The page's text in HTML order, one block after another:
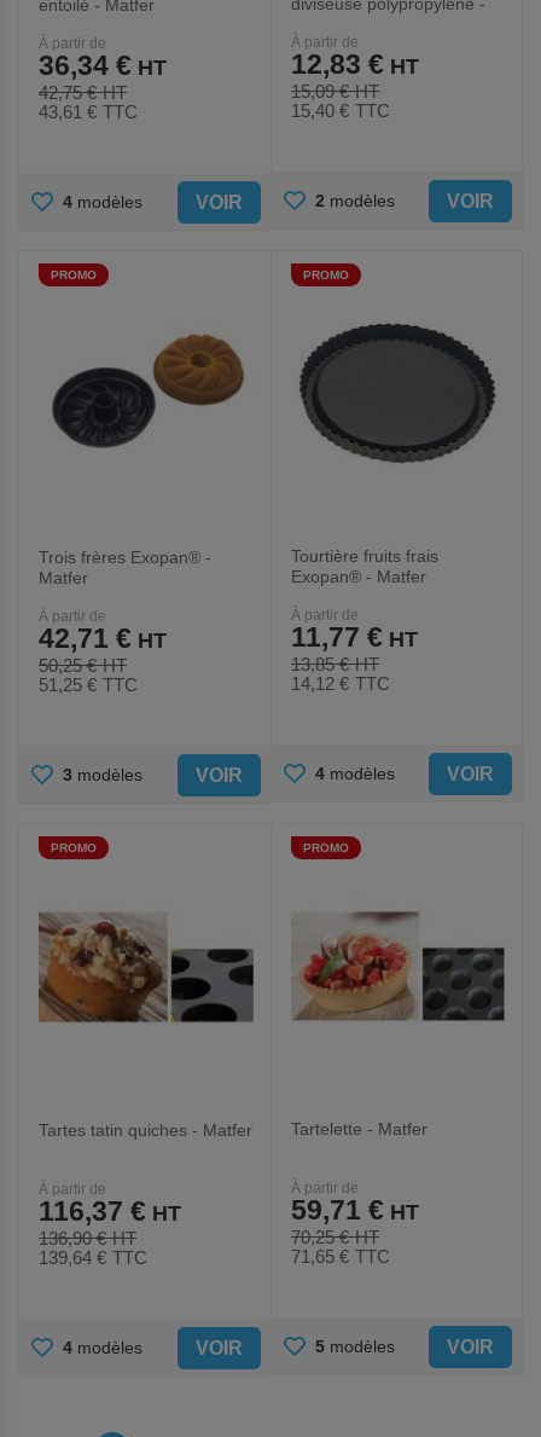
entoilé - Matfer
À partir de
42,75 €
36,34 €
43,61 € TTC
AJOUTER
FAVORIS
4 modèles VOIR
À partir de
15,09 €
12,83 €
15,40 € TTC
AJOUTER
FAVORIS
2 modèles VOIR
PROMO
Trois frères Exopan® -
Matfer
À partir de
50,25 €
42,71 €
51,25 € TTC
AJOUTER
FAVORIS
3 modèles VOIR
PROMO
Tourtière fruits frais
Exopan® - Matfer
À partir de
13,85 €
11,77 €
14,12 € TTC
AJOUTER
FAVORIS
4 modèles VOIR
PROMO
Tartes tatin quiches - Matfer
À partir de
136,90 €
116,37 €
139,64 € TTC
AJOUTER
FAVORIS
4 modèles VOIR
PROMO
Tartelette - Matfer
À partir de
70,25 €
59,71 €
71,65 € TTC
AJOUTER
5 modèles VOIR